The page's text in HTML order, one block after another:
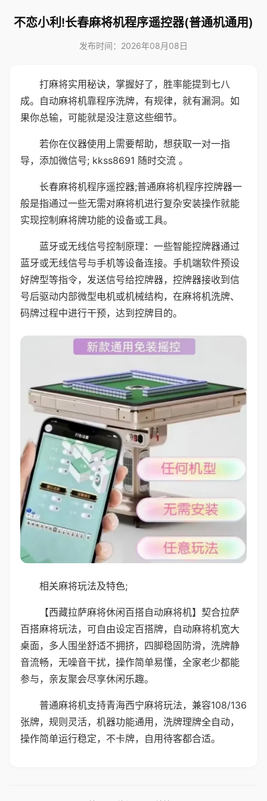
不恋小利!长春麻将机程序遥控器(普通机通用)
发布时间：2026年08月08日
打麻将实用秘诀，掌握好了，胜率能提到七八
成。自动麻将机靠程序洗牌，有规律，就有漏洞。如
果你总输，可能就是没注意这些细节。
若你在仪器使用上需要帮助，想获取一对一指
导，添加微信号; kkss8691 随时交流 。
长春麻将机程序遥控器;普通麻将机程序控牌器一
般是指通过一些无需对麻将机进行复杂安装操作就能
实现控制麻将牌功能的设备或工具。
蓝牙或无线信号控制原理：一些智能控牌器通过
蓝牙或无线信号与手机等设备连接。手机端软件预设
好牌型等指令，发送信号给控牌器，控牌器接收到信
号后驱动内部微型电机或机械结构，在麻将机洗牌、
码牌过程中进行干预，达到控牌目的。
相关麻将玩法及特色;
【西藏拉萨麻将休闲百搭自动麻将机】契合拉萨
百搭麻将玩法，可自由设定百搭牌，自动麻将机宽大
桌面，多人围坐舒适不拥挤，四脚稳固防滑，洗牌静
音流畅，无噪音干扰，操作简单易懂，全家老少都能
参与，亲友聚会尽享休闲乐趣。
普通麻将机支持青海西宁麻将玩法，兼容108/136
张牌，规则灵活，机器功能通用，洗牌理牌全自动，
操作简单运行稳定，不卡牌，自用待客都合适。